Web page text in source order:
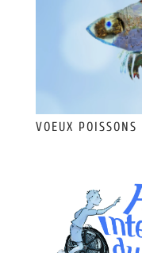
VOEUX POISSONS